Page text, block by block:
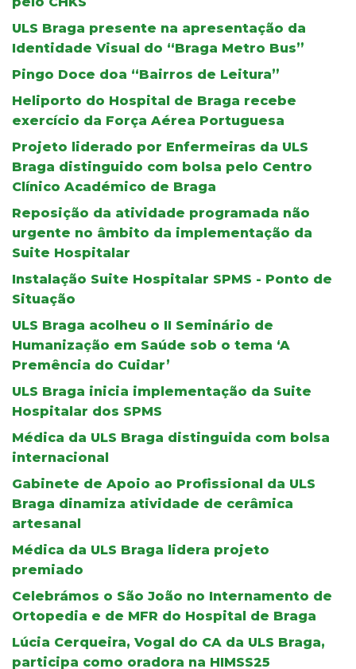
ULS Braga presente na apresentação da
Identidade Visual do “Braga Metro Bus”
Pingo Doce doa “Bairros de Leitura”
Heliporto do Hospital de Braga recebe
exercício da Força Aérea Portuguesa
Projeto liderado por Enfermeiras da ULS
Braga distinguido com bolsa pelo Centro
Clínico Académico de Braga
Reposição da atividade programada não
urgente no âmbito da implementação da
Suite Hospitalar
Instalação Suite Hospitalar SPMS - Ponto de
Situação
ULS Braga acolheu o II Seminário de
Humanização em Saúde sob o tema ‘A
Premência do Cuidar’
ULS Braga inicia implementação da Suite
Hospitalar dos SPMS
Médica da ULS Braga distinguida com bolsa
internacional
Gabinete de Apoio ao Profissional da ULS
Braga dinamiza atividade de cerâmica
artesanal
Médica da ULS Braga lidera projeto
premiado
Celebrámos o São João no Internamento de
Ortopedia e de MFR do Hospital de Braga
Lúcia Cerqueira, Vogal do CA da ULS Braga,
participa como oradora na HIMSS25